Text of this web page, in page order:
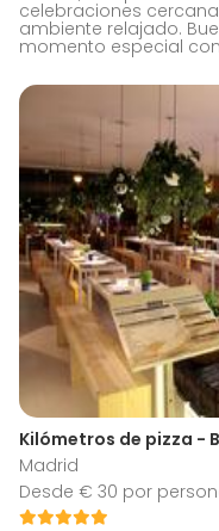
celebraciones
ambiente relajado.
momento especial
Kilómetros de pizza -
Madrid
Desde € 30 por